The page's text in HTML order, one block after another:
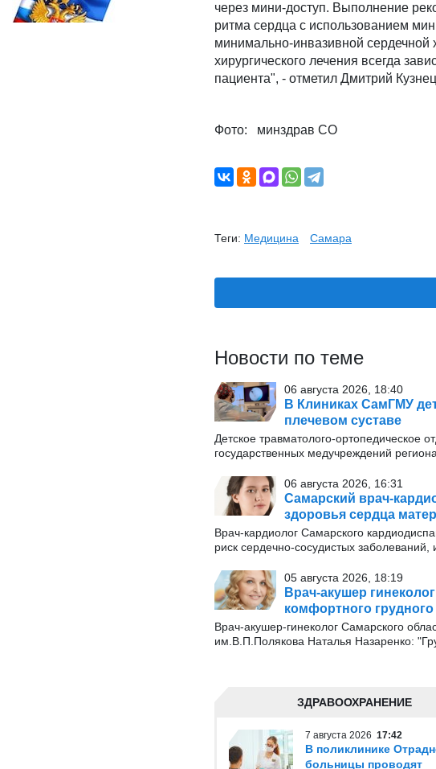
через мини-доступ. Выполнение
ритма сердца с использованием
минимально-инвазивной сердечной
хирургического лечения всегда
пациента", - отметил Дмитрий
Фото: минздрав СО
Теги: Медицина Самара
Новости по теме
06 августа 2026, 18:40
В Клиниках СамГМУ
плечевом суставе
Детское травматолого-ортопедическое
государственных медучреждений
06 августа 2026, 16:31
Самарский врач-
здоровья сердца
Врач-кардиолог Самарского
риск сердечно-сосудистых заболеваний,
05 августа 2026, 18:19
Врач-акушер
комфортного
Врач-акушер-гинеколог Самарского
им.В.П.Полякова Наталья Назаренко:
ЗДРАВООХРАНЕНИЕ
7 августа 2026 17:42
В поликлинике
больницы проводят